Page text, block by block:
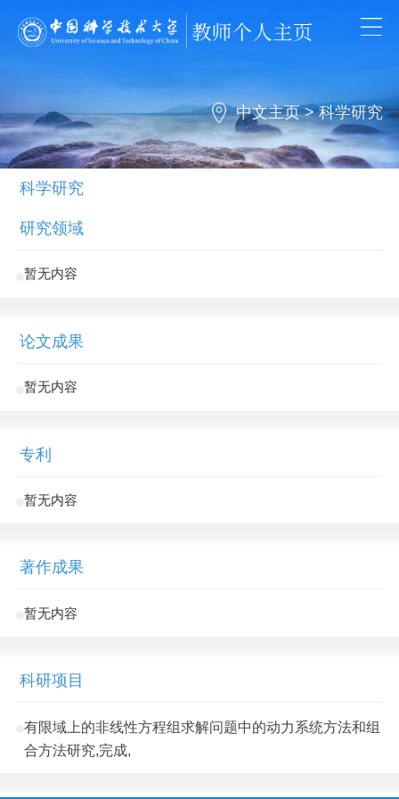
中文主页>科学研究
科学研究
研究领域
暂无内容
论文成果
暂无内容
专利
暂无内容
著作成果
暂无内容
科研项目
有限域上的非线性方程组求解问题中的动力系统方法和组
合方法研究,完成,